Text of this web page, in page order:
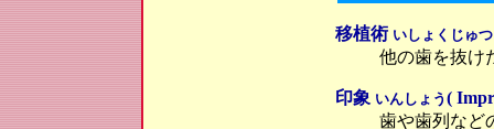
移植術 いしょくじゅつ
他の歯を抜け
印象 いんしょう (
歯や歯列など